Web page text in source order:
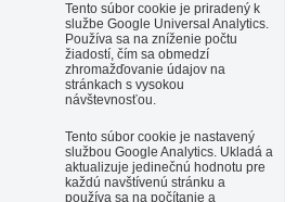
Tento súbor cookie je priradený k
službe Google Universal Analytics.
Používa sa na zníženie počtu
žiadostí, čím sa obmedzí
zhromažďovanie údajov na
stránkach s vysokou
návštevnosťou.
Tento súbor cookie je nastavený
službou Google Analytics. Ukladá a
aktualizuje jedinečnú hodnotu pre
každú navštívenú stránku a
používa sa na počítanie a